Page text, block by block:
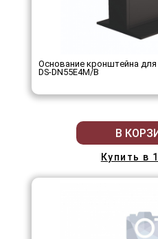
Основание кронштейна
DS-DN55E4M/B
В
Купить в